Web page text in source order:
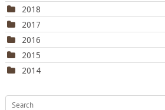
2018
2017
2016
2015
2014